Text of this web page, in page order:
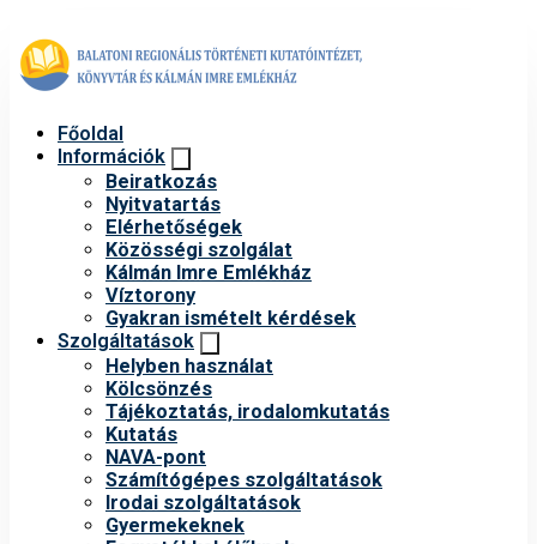
Főoldal
Információk
Beiratkozás
Nyitvatartás
Elérhetőségek
Közösségi szolgálat
Kálmán Imre Emlékház
Víztorony
Gyakran ismételt kérdések
Szolgáltatások
Helyben használat
Kölcsönzés
Tájékoztatás, irodalomkutatás
Kutatás
NAVA-pont
Számítógépes szolgáltatások
Irodai szolgáltatások
Gyermekeknek